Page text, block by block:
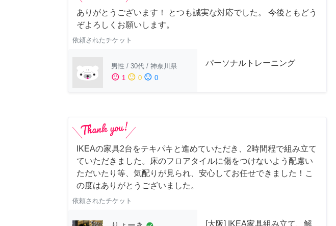
ありがとうございます！ とつも誠実な対応でした。 今後ともどう
ぞよろしくお願いします。
依頼されたチケット
男性 / 30代 / 神奈川県
sentiment_satisfied 1 sentiment_neutral 0 sentiment_dissatisfied 0
パーソナルトレーニング
IKEAの家具2台をテキパキと進めていただき、2時間程で組み立て
ていただきました。床のフロアタイルに傷をつけないよう配慮い
ただいたり等、気配りが見られ、安心してお任せできました！こ
の度はありがとうございました。
依頼されたチケット
[大阪] IKEA家具組み立て、解